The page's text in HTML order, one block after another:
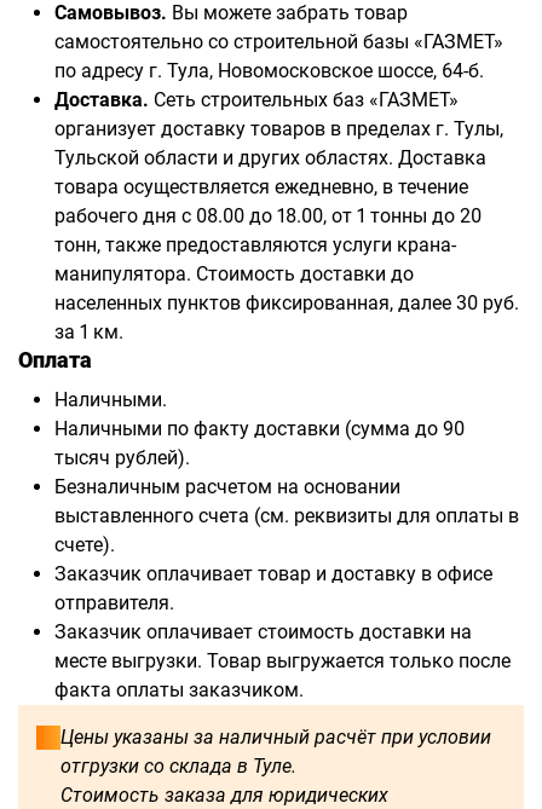
Самовывоз. Вы можете забрать товар
самостоятельно со строительной базы «ГАЗМЕТ»
по адресу г. Тула, Новомосковское шоссе, 64-б.
Доставка. Сеть строительных баз «ГАЗМЕТ»
организует доставку товаров в пределах г. Тулы,
Тульской области и других областях. Доставка
товара осуществляется ежедневно, в течение
рабочего дня с 08.00 до 18.00, от 1 тонны до 20
тонн, также предоставляются услуги крана-
манипулятора. Стоимость доставки до
населенных пунктов фиксированная, далее 30 руб.
за 1 км.
Оплата
Наличными.
Наличными по факту доставки (сумма до 90
тысяч рублей).
Безналичным расчетом на основании
выставленного счета (см. реквизиты для оплаты в
счете).
Заказчик оплачивает товар и доставку в офисе
отправителя.
Заказчик оплачивает стоимость доставки на
месте выгрузки. Товар выгружается только после
факта оплаты заказчиком.
Цены указаны за наличный расчёт при условии
отгрузки со склада в Туле.
Стоимость заказа для юридических